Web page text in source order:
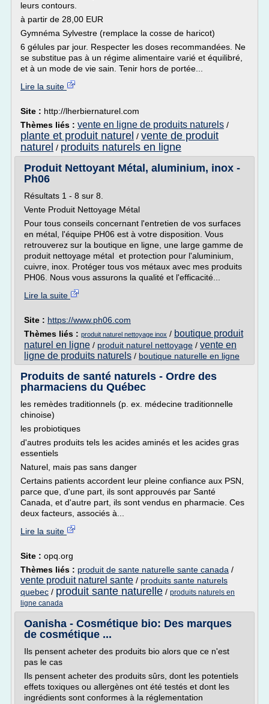
leurs contours.
à partir de 28,00 EUR
Gymnéma Sylvestre (remplace la cosse de haricot)
6 gélules par jour. Respecter les doses recommandées. Ne
se substitue pas à un régime alimentaire varié et équilibré,
et à un mode de vie sain. Tenir hors de portée...
Lire la suite
Site : http://lherbiernaturel.com
Thèmes liés : vente en ligne de produits naturels /
plante et produit naturel / vente de produit
naturel / produits naturels en ligne
Produit Nettoyant Métal, aluminium, inox -
Ph06
Résultats 1 - 8 sur 8.
Vente Produit Nettoyage Métal
Pour tous conseils concernant l'entretien de vos surfaces
en métal, l'équipe PH06 est à votre disposition. Vous
retrouverez sur la boutique en ligne, une large gamme de
produit nettoyage métal et protection pour l'aluminium,
cuivre, inox. Protéger tous vos métaux avec mes produits
PH06. Nous vous assurons la qualité et l'efficacité...
Lire la suite
Site : https://www.ph06.com
Thèmes liés : produit naturel nettoyage inox / boutique produit
naturel en ligne / produit naturel nettoyage / vente en
ligne de produits naturels / boutique naturelle en ligne
Produits de santé naturels - Ordre des
pharmaciens du Québec
les remèdes traditionnels (p. ex. médecine traditionnelle
chinoise)
les probiotiques
d'autres produits tels les acides aminés et les acides gras
essentiels
Naturel, mais pas sans danger
Certains patients accordent leur pleine confiance aux PSN,
parce que, d'une part, ils sont approuvés par Santé
Canada, et d'autre part, ils sont vendus en pharmacie. Ces
deux facteurs, associés à...
Lire la suite
Site : opq.org
Thèmes liés : produit de sante naturelle sante canada /
vente produit naturel sante / produits sante naturels
quebec / produit sante naturelle / produits naturels en
ligne canada
Oanisha - Cosmétique bio: Des marques
de cosmétique ...
Ils pensent acheter des produits bio alors que ce n'est
pas le cas
Ils pensent acheter des produits sûrs, dont les potentiels
effets toxiques ou allergènes ont été testés et dont les
ingrédients sont conformes à la réglementation